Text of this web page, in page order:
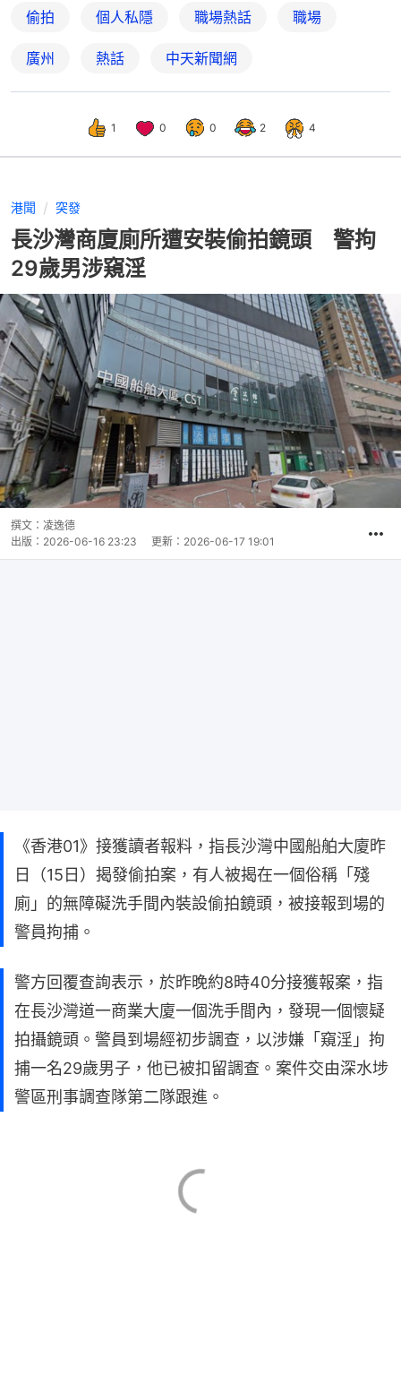
偷拍 個人私隱 職場熱話 職場
廣州 熱話 中天新聞網
1 0 0 2 4
港聞 突發
長沙灣商廈廁所遭安裝偷拍鏡頭 警拘
29歲男涉窺淫
撰文： 凌逸德
出版： 2026-06-16 23:23 更新： 2026-06-17 19:01
《香港01》接獲讀者報料，指長沙灣中國船舶大廈昨
日（15日）揭發偷拍案，有人被揭在一個俗稱「殘
廁」的無障礙洗手間內裝設偷拍鏡頭，被接報到場的
警員拘捕。
警方回覆查詢表示，於昨晚約8時40分接獲報案，指
在長沙灣道一商業大廈一個洗手間內，發現一個懷疑
拍攝鏡頭。警員到場經初步調查，以涉嫌「窺淫」拘
捕一名29歲男子，他已被扣留調查。案件交由深水埗
警區刑事調查隊第二隊跟進。